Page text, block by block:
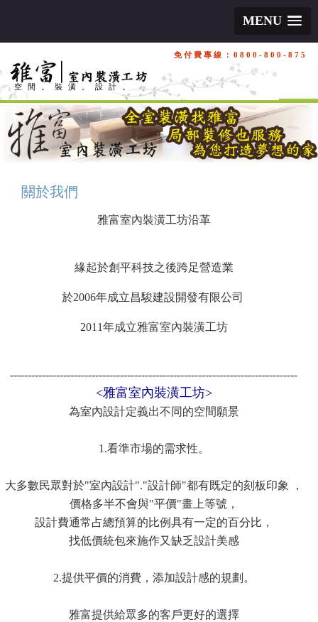
MENU
空間。裝潢。設計。
免付費專線：0800-800-875
關於我們
雅富室內裝潢工坊沿革
緣起於創平科技之後跨足營造業
於2006年成立昌駿建設開發有限公司
2011年成立雅富室內裝潢工坊
---------------------------------------------------------------------------------
<雅富室內裝潢工坊>
為室內設計定義出不同的空間願景
1.看準市場的需求性。
大多數民眾對於"室內設計"."設計師"都有既定的刻板印象 ，
價格多半不會與"平價"畫上等號，
設計費通常占總預算的比例具有一定的百分比，
找低價統包來施作又缺乏設計美感
2.提供平價的消費，添加設計感的規劃。
雅富提供給眾多的客戶更好的選擇